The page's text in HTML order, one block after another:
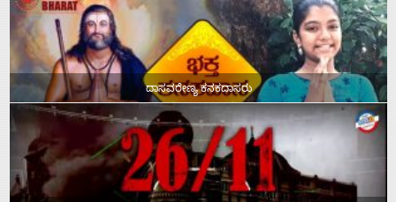
ದಾಸವರೇಣ್ಯ ಕನಕದಾಸರು